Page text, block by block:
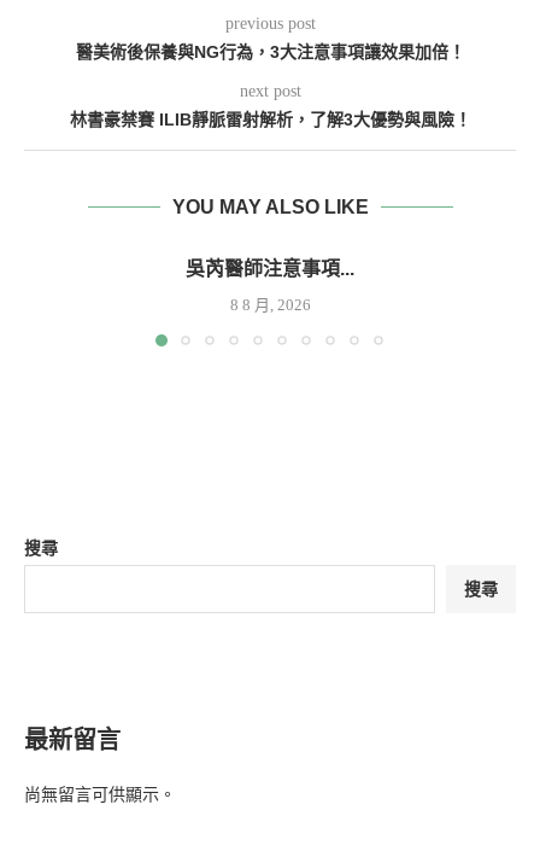
previous post
醫美術後保養與NG行為，3大注意事項讓效果加倍！
next post
林書豪禁賽 ILIB靜脈雷射解析，了解3大優勢與風險！
YOU MAY ALSO LIKE
吳芮醫師注意事項...
8 8 月, 2026
搜尋
搜尋
最新留言
尚無留言可供顯示。